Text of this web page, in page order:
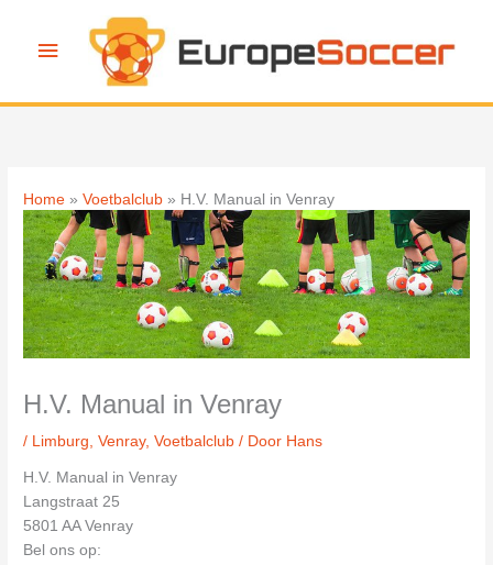
Hoofdmenu
Home Voetbalclub H.V. Manual in Venray
H.V. Manual in Venray
/ Limburg ,Venray,Voetbalclub / Door Hans
H.V. Manual in Venray
Langstraat 25
5801 AA Venray
Bel ons op: